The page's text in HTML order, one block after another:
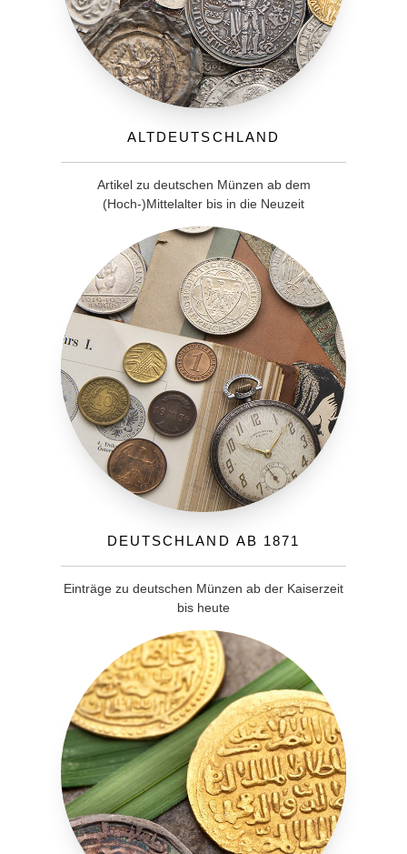
Altdeutschland
Artikel zu deutschen Münzen ab dem
(Hoch-)Mittelalter bis in die Neuzeit
Deutschland ab 1871
Einträge zu deutschen Münzen ab der Kaiserzeit
bis heute